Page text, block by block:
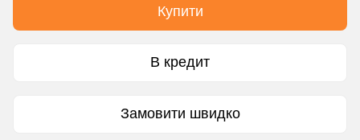
Купити
В кредит
Замовити швидко